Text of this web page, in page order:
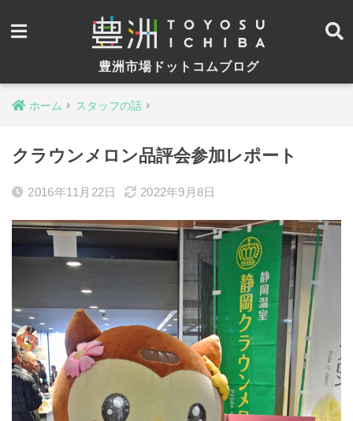
豊洲市場ドットコムブログ
ホーム スタッフの話
クラウンメロン品評会参加レポート
2016年11月22日 2022年9月8日